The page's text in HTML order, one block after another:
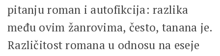
pitanju roman i autofikcija: razlika
među ovim žanrovima, često, tanana je.
Različitost romana u odnosu na eseje